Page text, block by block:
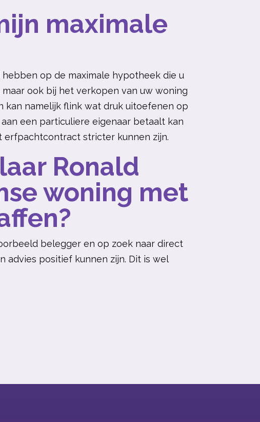
maximale
op de maximale hypotheek die u
maar ook bij het verkopen van uw woning
namelijk flink wat druk uitoefenen op
een particuliere eigenaar betaalt kan
stricter kunnen zijn.
Ronald
woning met
belegger en op zoek naar direct
advies positief kunnen zijn. Dit is wel